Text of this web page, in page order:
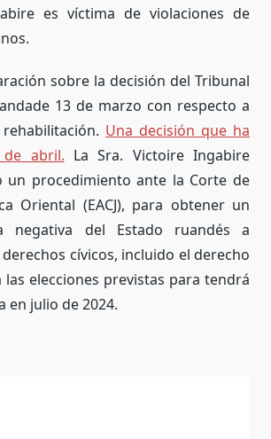
es víctima de violaciones de
sobre la decisión del Tribunal
13 de marzo con respecto a
Una decisión que ha
abril. La Sra. Victoire Ingabire
un procedimiento ante la Corte de
Oriental (EACJ), para obtener un
negativa del Estado ruandés a
cívicos, incluido el derecho
elecciones previstas para tendrá
en julio de 2024.